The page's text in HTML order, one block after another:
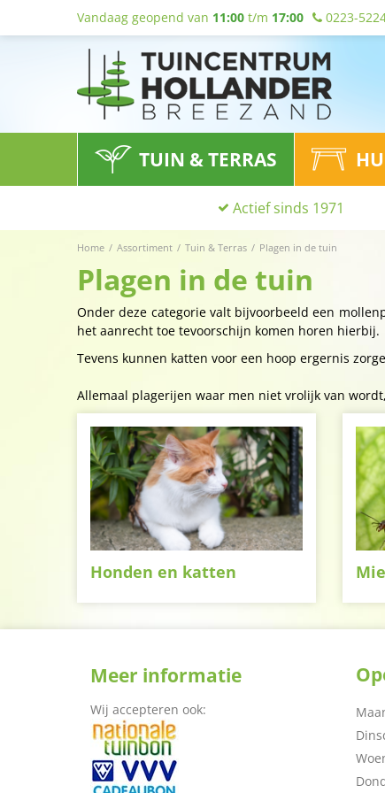
Home Assortiment Tuin & Terras Plagen in de tuin
Vandaag geopend van 11:00 t/m 17:00 0223-
TUIN & TERRAS
Actief sinds 1971
Plagen in de tuin
Onder deze categorie valt bijvoorbeeld een
het aanrecht toe tevoorschijn komen horen hierbij.
Tevens kunnen katten voor een hoop ergernis
Allemaal plagerijen waar men niet vrolijk van
Honden en katten
Meer informatie
Wij accepteren ook: